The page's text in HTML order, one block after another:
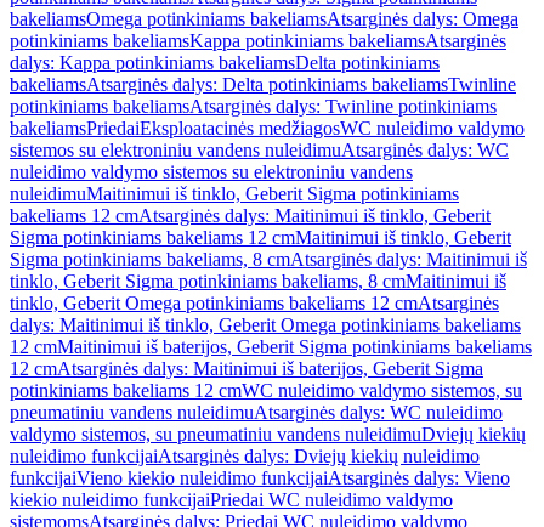
bakeliamsOmega potinkiniams bakeliamsAtsarginės dalys: Omega
potinkiniams bakeliamsKappa potinkiniams bakeliamsAtsarginės
dalys: Kappa potinkiniams bakeliamsDelta potinkiniams
bakeliamsAtsarginės dalys: Delta potinkiniams bakeliamsTwinline
potinkiniams bakeliamsAtsarginės dalys: Twinline potinkiniams
bakeliamsPriedaiEksploatacinės medžiagosWC nuleidimo valdymo
sistemos su elektroniniu vandens nuleidimuAtsarginės dalys: WC
nuleidimo valdymo sistemos su elektroniniu vandens
nuleidimuMaitinimui iš tinklo, Geberit Sigma potinkiniams
bakeliams 12 cmAtsarginės dalys: Maitinimui iš tinklo, Geberit
Sigma potinkiniams bakeliams 12 cmMaitinimui iš tinklo, Geberit
Sigma potinkiniams bakeliams, 8 cmAtsarginės dalys: Maitinimui iš
tinklo, Geberit Sigma potinkiniams bakeliams, 8 cmMaitinimui iš
tinklo, Geberit Omega potinkiniams bakeliams 12 cmAtsarginės
dalys: Maitinimui iš tinklo, Geberit Omega potinkiniams bakeliams
12 cmMaitinimui iš baterijos, Geberit Sigma potinkiniams bakeliams
12 cmAtsarginės dalys: Maitinimui iš baterijos, Geberit Sigma
potinkiniams bakeliams 12 cmWC nuleidimo valdymo sistemos, su
pneumatiniu vandens nuleidimuAtsarginės dalys: WC nuleidimo
valdymo sistemos, su pneumatiniu vandens nuleidimuDviejų kiekių
nuleidimo funkcijaiAtsarginės dalys: Dviejų kiekių nuleidimo
funkcijaiVieno kiekio nuleidimo funkcijaiAtsarginės dalys: Vieno
kiekio nuleidimo funkcijaiPriedai WC nuleidimo valdymo
sistemomsAtsarginės dalys: Priedai WC nuleidimo valdymo